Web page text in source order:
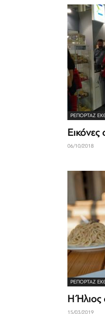
ΡΕΠΟΡΤΆΖ
06/10/2018
ΡΕΠΟΡΤΆΖ
H
15/03/2019